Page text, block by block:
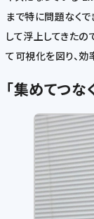
まで特に問題なく
して浮上してきたの
て可視化を図り、
「集めてつ